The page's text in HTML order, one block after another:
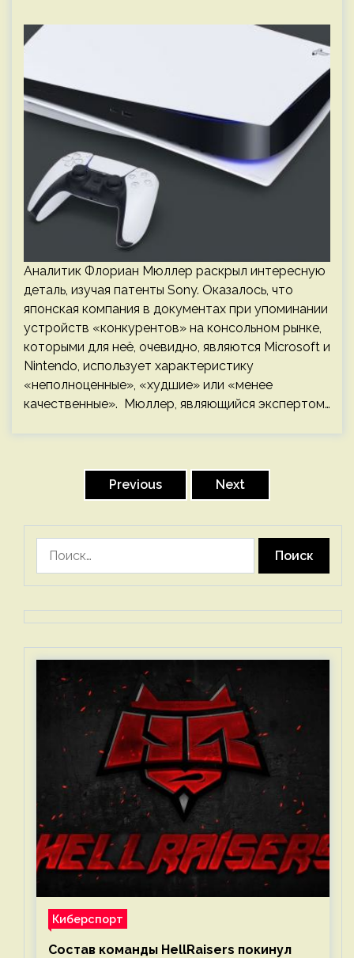
Аналитик Флориан Мюллер раскрыл интересную
деталь, изучая патенты Sony. Оказалось, что
японская компания в документах при упоминании
устройств «конкурентов» на консольном рынке,
которыми для неё, очевидно, являются Microsoft и
Nintendo, использует характеристику
«неполноценные», «худшие» или «менее
качественные». Мюллер, являющийся экспертом…
Previous Next
Киберспорт
Состав команды HellRaisers покинул